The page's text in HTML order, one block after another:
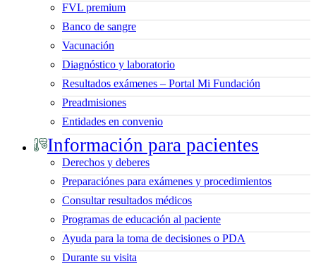
FVL premium
Banco de sangre
Vacunación
Diagnóstico y laboratorio
Resultados exámenes – Portal Mi Fundación
Preadmisiones
Entidades en convenio
Información para pacientes
Derechos y deberes
Preparaciónes para exámenes y procedimientos
Consultar resultados médicos
Programas de educación al paciente
Ayuda para la toma de decisiones o PDA
Durante su visita